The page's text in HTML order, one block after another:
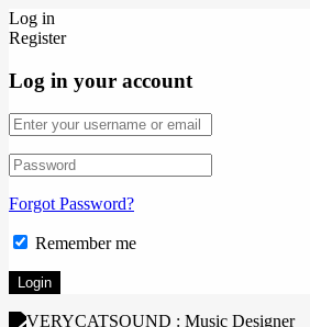
Log in
Register
Log in your account
Forgot Password?
Remember me